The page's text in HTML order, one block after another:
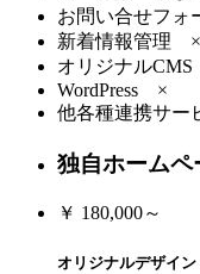
お問い合せフ
新着情報管理 ×
オリジナル
WordPress ×
他各種連携サ
独自ホームペ
￥ 180,000～
オリジナルデザイン